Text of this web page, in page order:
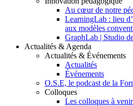
Au cœur de notre
LearningLab : lieu
aux modèles
GraphLab | Studio
Actualités & Agenda
Actualités & Événements
Actualités
Événements
O.S.E, le podcast de la
Colloques
Les colloques à venir